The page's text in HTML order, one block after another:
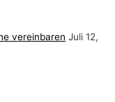
vereinbaren Juli 12,